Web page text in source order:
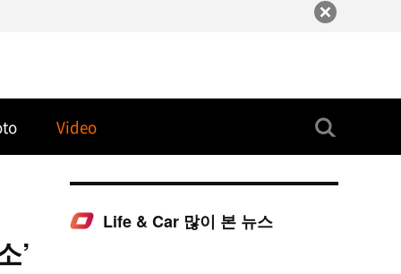
Video
’
Life & Car 많이 본 뉴스